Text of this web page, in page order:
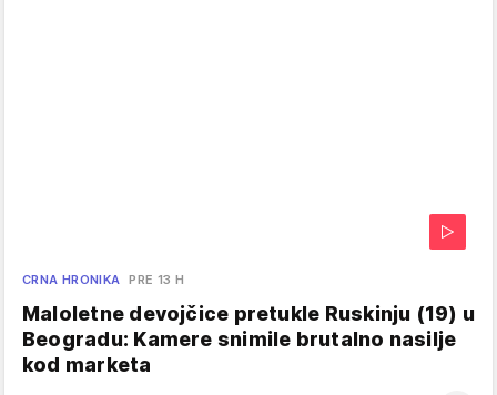
CRNA HRONIKA PRE 13 H
Maloletne devojčice pretukle Ruskinju (19) u
Beogradu: Kamere snimile brutalno nasilje
kod marketa